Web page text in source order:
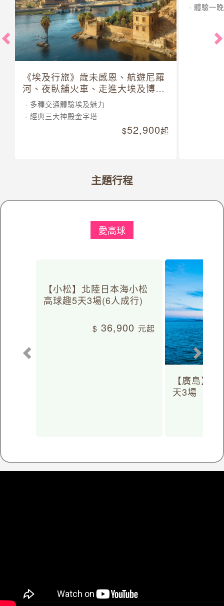
《埃及行旅》歲未感恩、航遊尼羅
河、夜臥舖火車、走進大埃及博物
館 10 日
多種交通體驗埃及魅力
經典三大神殿金字塔
52,900起
體驗一
愛高球
主題行程
【小松】北陸日本海小松
高球趣5天3場(6人成行)
36,900
【廣島】
天3場